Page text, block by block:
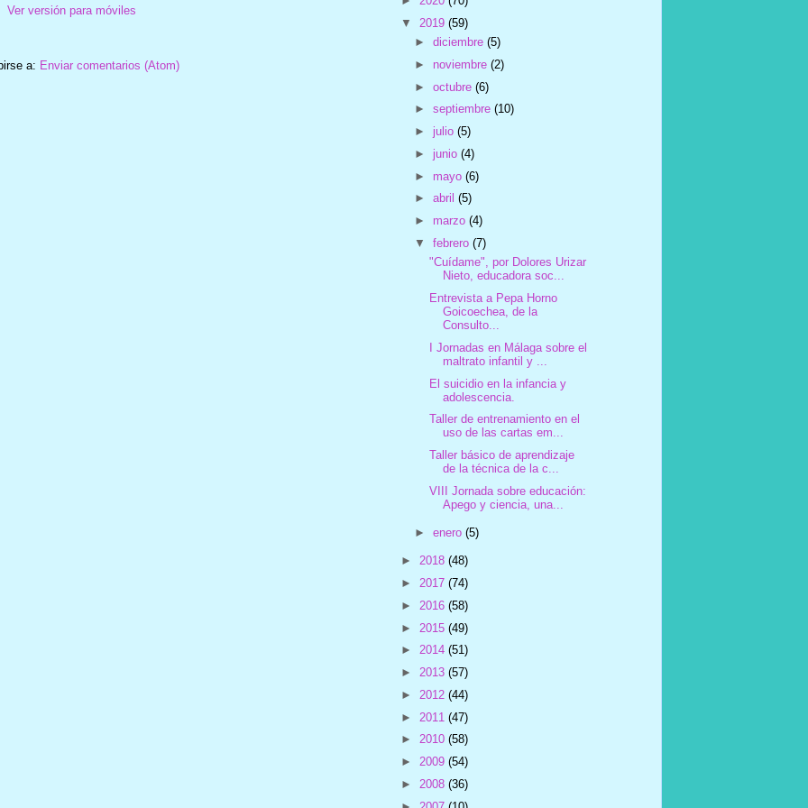
Ver versión para móviles
a: Enviar comentarios (Atom)
▼ 2019 (59)
►diciembre(5)
► noviembre(2)
►octubre(6)
►septiembre(10)
►julio(5)
►junio(4)
► mayo(6)
►abril(5)
► marzo(4)
▼febrero(7)
"Cuídame", por Dolores Urizar
Nieto, educadora soc...
Entrevista a Pepa Horno
Goicoechea, de la
Consulto...
I Jornadas en Málaga sobre el
maltrato infantil y ...
El suicidio en la infancia y
adolescencia.
Taller de entrenamiento en el
uso de las cartas em...
Taller básico de aprendizaje
de la técnica de la c...
VIII Jornada sobre educación:
Apego y ciencia, una...
►enero(5)
► 2018 (48)
► 2017 (74)
► 2016 (58)
► 2015 (49)
► 2014 (51)
► 2013 (57)
► 2012 (44)
► 2011 (47)
► 2010 (58)
► 2009 (54)
► 2008 (36)